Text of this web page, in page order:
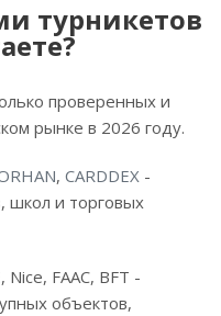
турникетов
проверенных и
рынке в 2026 году.
, CARDDEX -
и торговых
FAAC, BFT -
объектов,